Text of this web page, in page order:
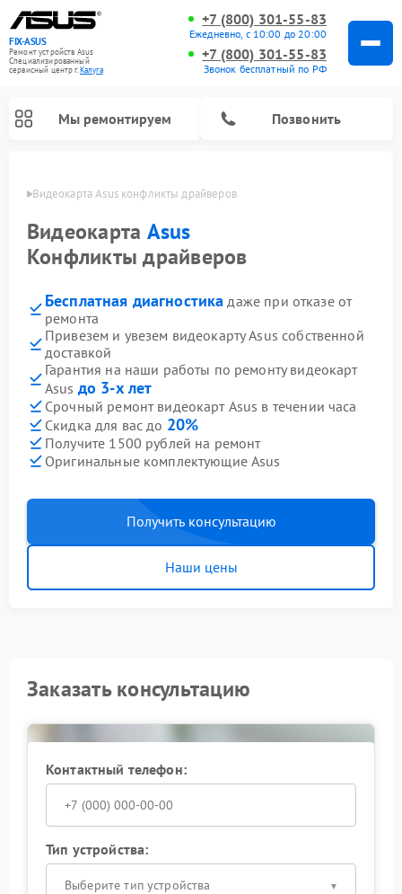
FIX-ASUS
Ремонт устройств Asus
Специализированный
cервисный центр г.Калуга
+7 (800) 301-55-83
Ежедневно, с 10:00 до 20:00
+7 (800) 301-55-83
Звонок бесплатный по РФ
Мы ремонтируем Позвонить
Видеокарта Asus конфликты драйверов
Видеокарта Asus
Конфликты драйверов
Бесплатная диагностика даже при отказе от
ремонта
Привезем и увезем видеокарту Asus собственной
доставкой
Гарантия на наши работы по ремонту видеокарт
Asus до 3-х лет
Срочный ремонт видеокарт Asus в течении часа
Скидка для вас до 20%
Получите 1500 рублей на ремонт
Оригинальные комплектующие Asus
Получить консультацию
Наши цены
Заказать консультацию
Контактный телефон:
Тип устройства:
Выберите тип устройства